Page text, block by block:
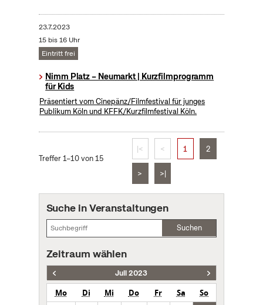
23.7.2023
15 bis 16 Uhr
Eintritt frei
Nimm Platz – Neumarkt | Kurzfilmprogramm
für Kids
Präsentiert vom Cinepänz/Filmfestival für junges
Publikum Köln und KFFK/Kurzfilmfestival Köln.
Treffer 1–10 von 15
|< < 1 2
> >|
Suche in Veranstaltungen
Suchen
Zeitraum wählen
Juli 2023
Mo Di Mi Do Fr Sa
So